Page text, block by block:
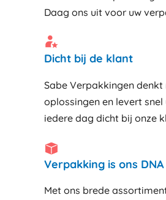
Daag ons uit voor uw
Dicht bij de klant
Sabe Verpakkingen
oplossingen en levert
iedere dag dicht bij onze
Verpakking is ons DNA
Met ons brede